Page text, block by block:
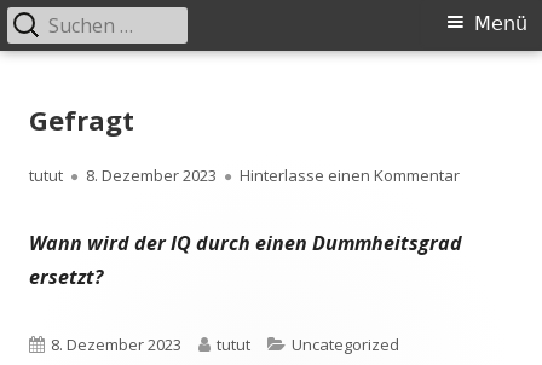
zum
Primäres
Menü
Suchen
nach:
Gefragt
Autor
tutut
Veröffentlicht
8. Dezember 2023 Hinterlasse einen Kommentarzu Gefragt
Wann wird der IQ durch einen Dummheitsgrad
ersetzt?
Veröffentlicht
8. Dezember 2023 Autor
tutut Kategorien
Uncategorized